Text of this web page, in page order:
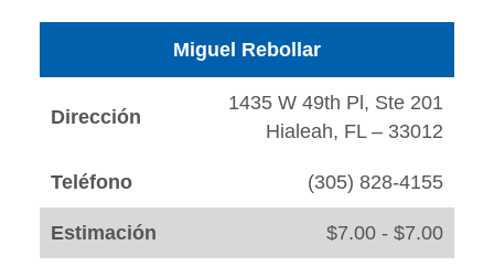
Miguel Rebollar
Dirección
1435 W 49th Pl, Ste 201
Hialeah, FL – 33012
Teléfono (305) 828-4155
Estimación $7.00 - $7.00